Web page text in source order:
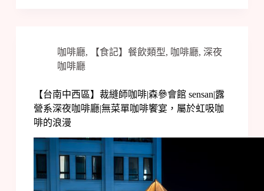
咖啡廳, 【食記】餐飲類型, 咖啡廳, 深夜
咖啡廳
【台南中西區】裁縫師咖啡|森參會館 sensan|露
營系深夜咖啡廳|無菜單咖啡饗宴，屬於虹吸咖
啡的浪漫